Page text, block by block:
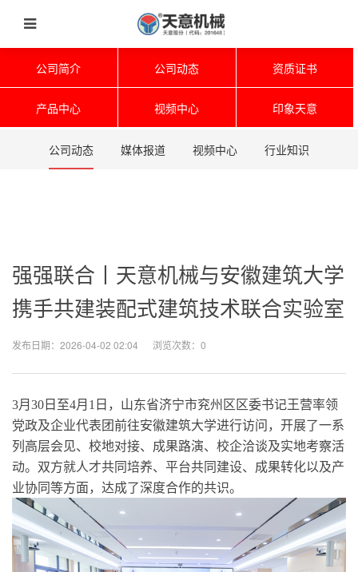
公司简介 公司动态 资质证书
产品中心 视频中心 印象天意
公司动态 媒体报道 视频中心 行业知识
强强联合丨天意机械与安徽建筑大学
携手共建装配式建筑技术联合实验室
发布日期：2026-04-02 02:04 浏览次数： 0
3月30日至4月1日，山东省济宁市兖州区区委书记王营率领
党政及企业代表团前往安徽建筑大学进行访问，开展了一系
列高层会见、校地对接、成果路演、校企洽谈及实地考察活
动。双方就人才共同培养、平台共同建设、成果转化以及产
业协同等方面，达成了深度合作的共识。